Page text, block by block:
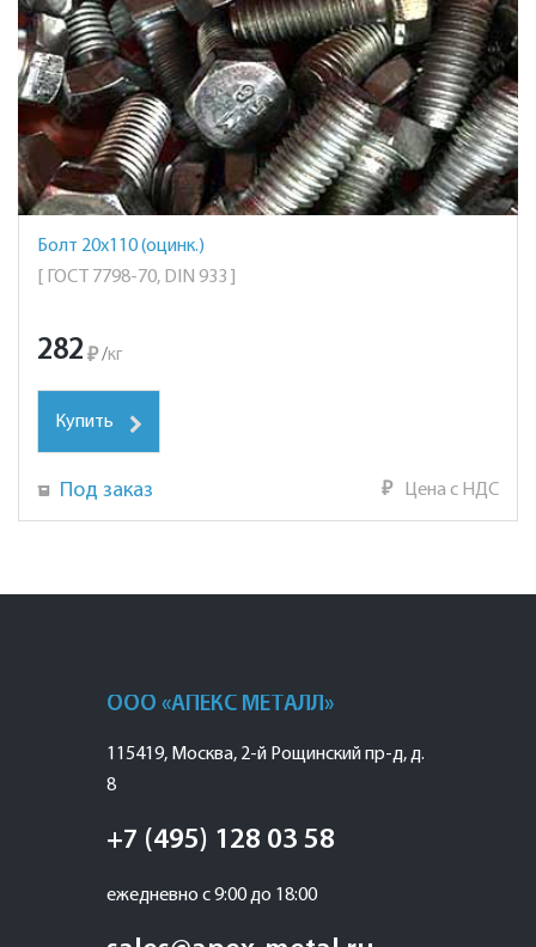
Болт 20х110 (оцинк.)
[ ГОСТ 7798-70, DIN 933 ]
282 ₽ /кг
Купить
Под заказ ₽ Цена с НДС
ООО «АПЕКС МЕТАЛЛ»
115419, Москва, 2-й Рощинский пр-д, д.
8
+7 (495) 128 03 58
ежедневно с 9:00 до 18:00